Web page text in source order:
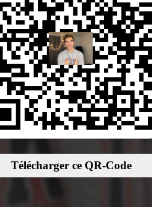
Télécharger ce QR-Code